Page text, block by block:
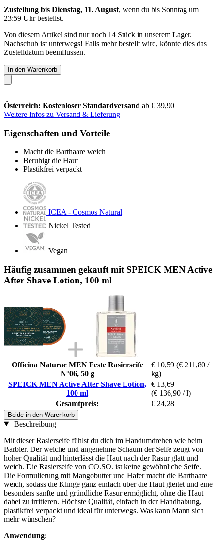
Zustellung bis Dienstag, 11. August, wenn du bis Sonntag um
23:59 Uhrbestellst.
Von diesem Artikel sind nur noch 14 Stück in unserem Lager.
Nachschub ist unterwegs! Falls mehr bestellt wird, könnte dies das
Zustelldatum beeinflussen.
In den Warenkorb
Österreich: Kostenloser Standardversand ab € 39,90
Weitere Infos zu Versand & Lieferung
Eigenschaften und Vorteile
Macht die Barthaare weich
Beruhigt die Haut
Plastikfrei verpackt
ICEA - Cosmos Natural
Nickel Tested
Vegan
Häufig zusammen gekauft mit SPEICK MEN Active
After Shave Lotion, 100 ml
Officina Naturae MEN Feste Rasierseife
N°06, 50 g
€ 10,59 (€ 211,80 /
kg)
SPEICK MEN Active After Shave Lotion,
100 ml
€ 13,69
(€ 136,90 / l)
Gesamtpreis:
€ 24,28
Beide in den Warenkorb
Beschreibung
Mit dieser Rasierseife fühlst du dich im Handumdrehen wie beim
Barbier. Der weiche und angenehme Schaum der Seife zeugt von
hoher Qualität und hinterlässt die Haut nach der Rasur glatt und
weich. Die Rasierseife von CO.SO. ist keine gewöhnliche Seife.
Die Formulierung mit Mangobutter und Hafer macht die Barthaare
weich, sodass die Klinge ganz einfach über die Haut gleitet und eine
besonders sanfte und gründliche Rasur ermöglicht, ohne die Haut
dabei zu irritieren. Höchste Qualität, einfach in der Handhabung,
plastikfrei verpackt und ideal für unterwegs. Was kann Mann sich
mehr wünschen?
Anwendung: